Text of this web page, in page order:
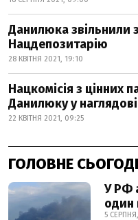
Данилюка звільнили
Нацдепозитарію
28 КВІТНЯ 2021, 19:10
Нацкомісія з цінних
Данилюку у
22 КВІТНЯ 2021, 09:25
ГОЛОВНЕ
У РФ
один
5